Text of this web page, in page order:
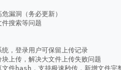
漏洞（务必更新）
搜索等问题
统，登录用户可保留上传记录
块上传，解决大文件上传失败问题
文件hash，支持极速秒传，新增文件完